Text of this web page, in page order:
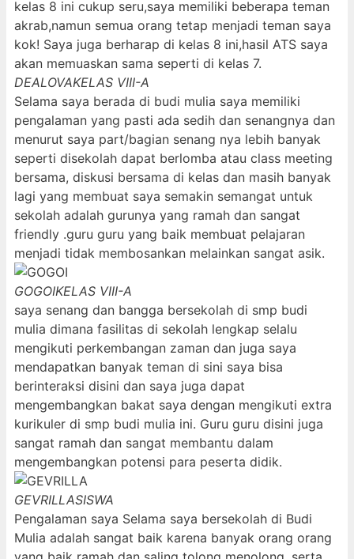
kelas 8 ini cukup seru,saya memiliki beberapa teman
akrab,namun semua orang tetap menjadi teman saya
kok! Saya juga berharap di kelas 8 ini,hasil ATS saya
akan memuaskan sama seperti di kelas 7.
DEALOVAKELAS VIII-A
Selama saya berada di budi mulia saya memiliki
pengalaman yang pasti ada sedih dan senangnya dan
menurut saya part/bagian senang nya lebih banyak
seperti disekolah dapat berlomba atau class meeting
bersama, diskusi bersama di kelas dan masih banyak
lagi yang membuat saya semakin semangat untuk
sekolah adalah gurunya yang ramah dan sangat
friendly .guru guru yang baik membuat pelajaran
menjadi tidak membosankan melainkan sangat asik.
GOGOIKELAS VIII-A
saya senang dan bangga bersekolah di smp budi
mulia dimana fasilitas di sekolah lengkap selalu
mengikuti perkembangan zaman dan juga saya
mendapatkan banyak teman di sini saya bisa
berinteraksi disini dan saya juga dapat
mengembangkan bakat saya dengan mengikuti extra
kurikuler di smp budi mulia ini. Guru guru disini juga
sangat ramah dan sangat membantu dalam
mengembangkan potensi para peserta didik.
GEVRILLASISWA
Pengalaman saya Selama saya bersekolah di Budi
Mulia adalah sangat baik karena banyak orang orang